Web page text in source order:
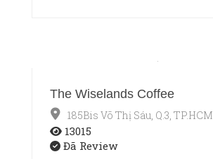
The Wiselands Coffee
185Bis Võ Thị Sáu, Q.3, TP.HCM
13015
Đã Review